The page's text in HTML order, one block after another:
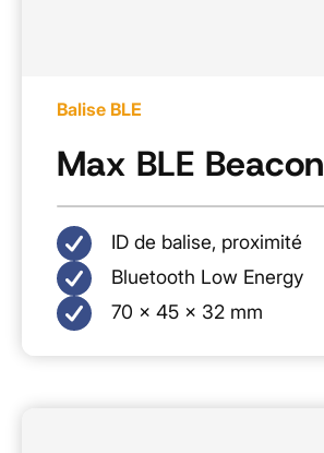
Balise BLE
Max BLE Beacon
ID de balise, proximité
Bluetooth Low Energy
70 × 45 × 32 mm